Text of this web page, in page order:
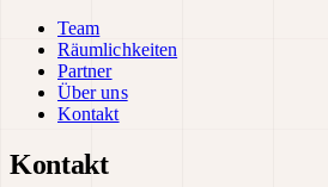
Team
Räumlichkeiten
Partner
Über uns
Kontakt
Kontakt